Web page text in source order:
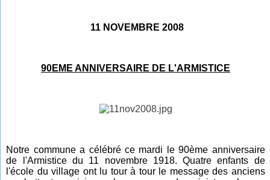
11 NOVEMBRE 2008
90EME ANNIVERSAIRE DE L'ARMISTICE
Notre commune a célébré ce mardi le 90ème anniversaire
de l'Armistice du 11 novembre 1918. Quatre enfants de
l'école du village ont lu tour à tour le message des anciens